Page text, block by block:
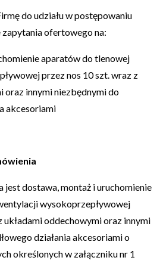
do udziału w postępowaniu
ofertowego na:
aparatów do tlenowej
przez nos 10 szt. wraz z
oraz innymi niezbędnymi do
akcesoriami
jest dostawa, montaż i uruchomienie
wysokoprzepływowej
układami oddechowymi oraz innymi
działania akcesoriami o
określonych w załączniku nr 1